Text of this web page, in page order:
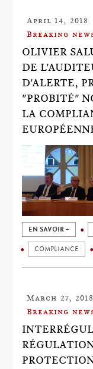
April 14, 2018
Breaking
OLIVIER
DE
D'ALERTE,
"PROBITÉ"
LA
EN SAVOIR +
COMPLIANCE
March 27, 2018
Breaking